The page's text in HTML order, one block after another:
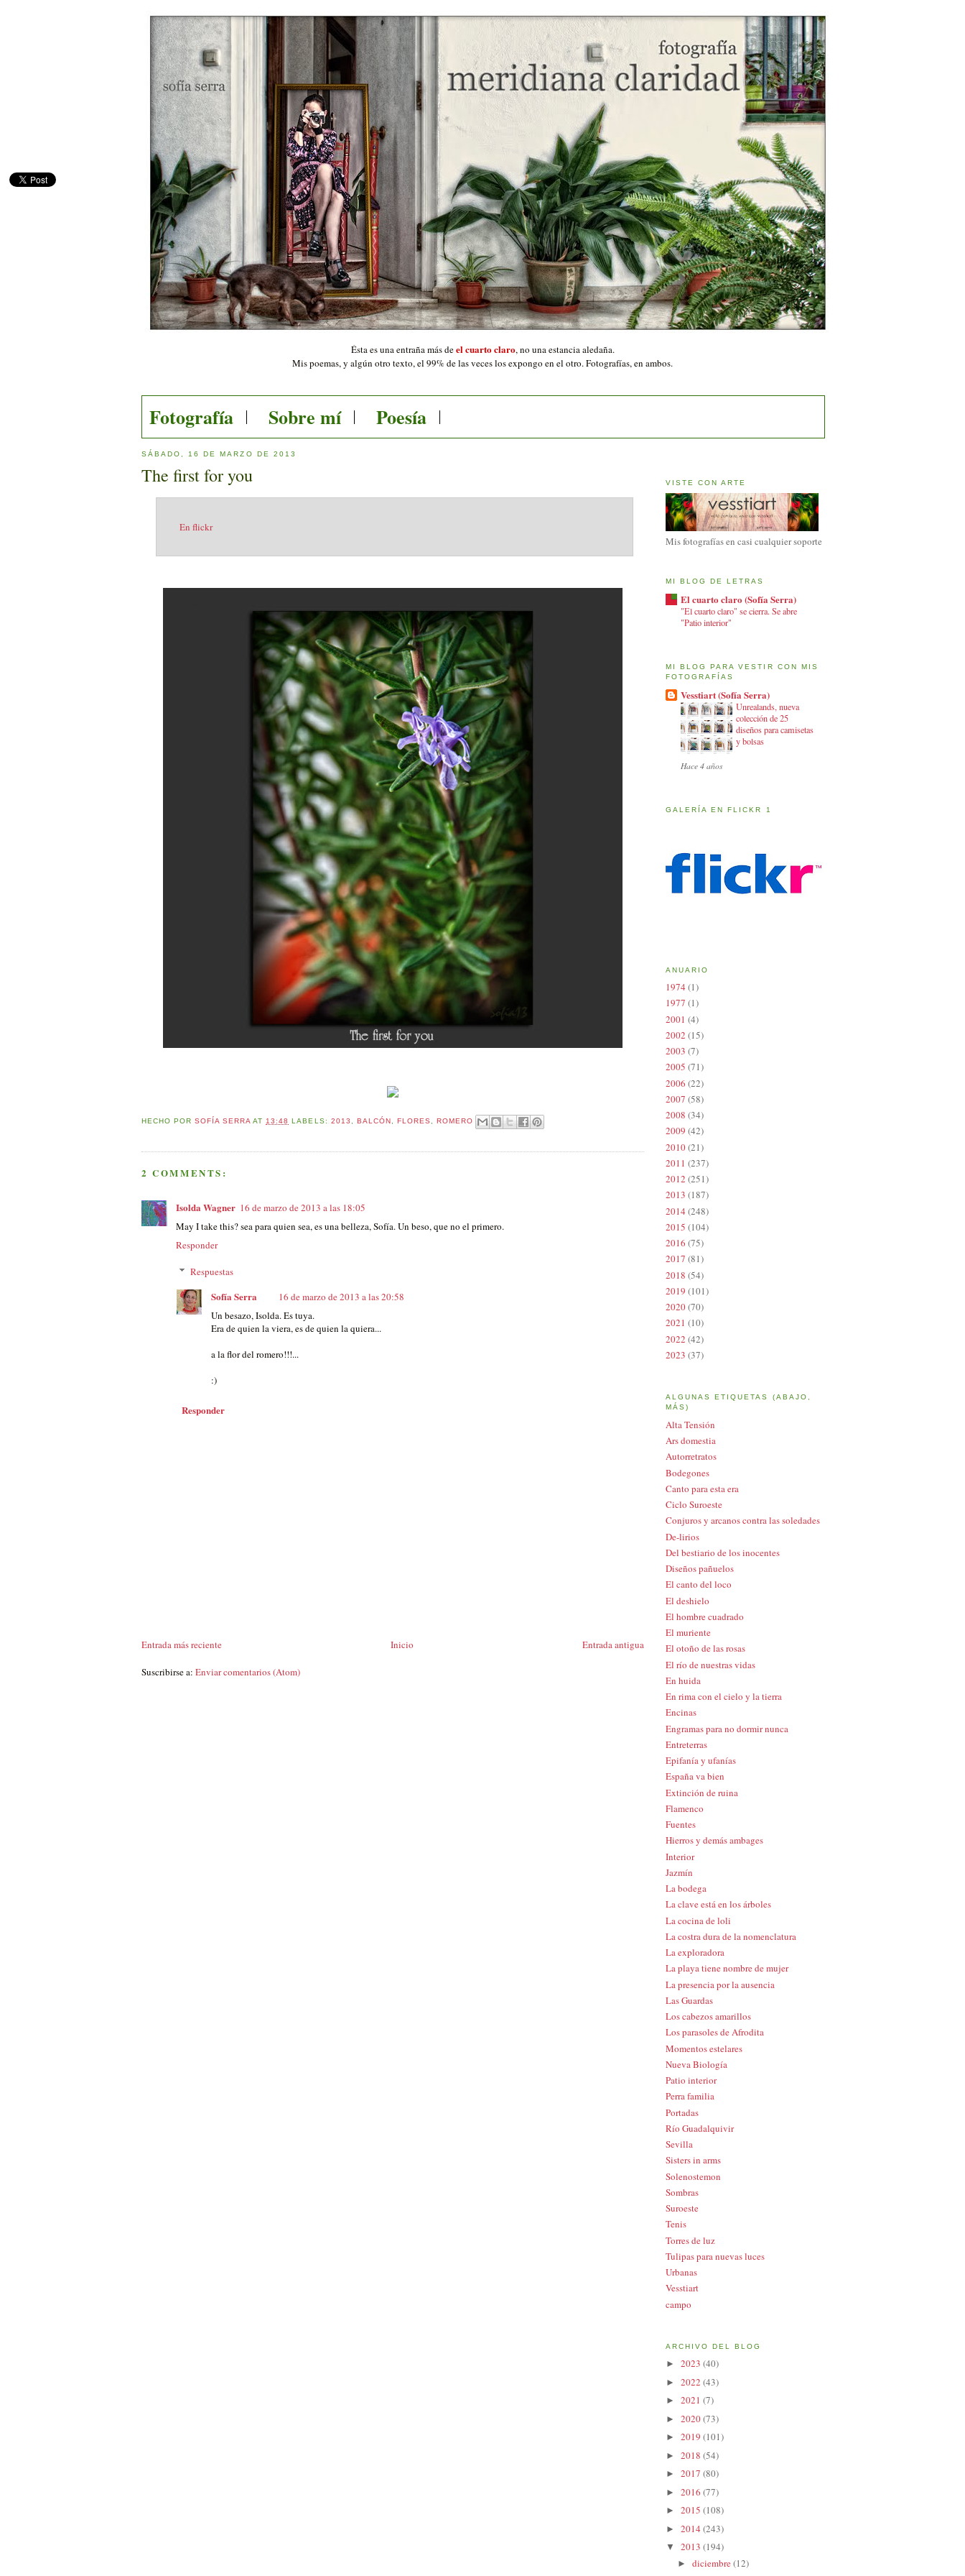
Ésta es una entraña más deel cuarto claro,no una estancia aledaña.
Mis poemas, y algún otro texto, el 99% de las veces los expongo en el otro. Fotografías, en ambos.
Fotografía Sobre mí Poesía
SÁBADO, 16 DE MARZO DE 2013
The first for you
En flickr
HECHO PORSOFÍA SERRAAT 13:48 LABELS: 2013 BALCÓN FLORES ROMERO
2 COMMENTS:
Isolda Wagner 16 de marzo de 2013 a las 18:05
May I take this? sea para quien sea, es una belleza, Sofía. Un beso, que no el primero.
Responder
Respuestas
Sofía Serra
16 de marzo de 2013 a las 20:58
Un besazo, Isolda. Es tuya.
Era de quien la viera, es de quien la quiera...
a la flor del romero!!!...
:)
Responder
Entrada más reciente Entrada antigua
Inicio
Suscribirse a: Enviar comentarios (Atom)
VISTE CON ARTE
Mis fotografías en casi cualquier soporte
MI BLOG DE LETRAS
El cuarto claro (Sofía Serra)
"El cuarto claro" se cierra. Se abre
"Patio interior"
MI BLOG PARA VESTIR CON MIS
FOTOGRAFÍAS
Vesstiart (Sofía Serra)
Unrealands, nueva
colección de 25
diseños para camisetas
y bolsas
Hace 4 años
GALERÍA EN FLICKR 1
ANUARIO
1974 (1)
1977 (1)
2001 (4)
2002 (15)
2003 (7)
2005 (71)
2006 (22)
2007 (58)
2008 (34)
2009 (42)
2010(21)
2011 (237)
2012 (251)
2013 (187)
2014 (248)
2015 (104)
2016 (75)
2017 (81)
2018 (54)
2019 (101)
2020(70)
2021 (10)
2022 (42)
2023 (37)
ALGUNAS ETIQUETAS (ABAJO,
MÁS)
Alta Tensión
Ars domestia
Autorretratos
Bodegones
Canto para esta era
Ciclo Suroeste
Conjuros y arcanos contra las soledades
De-lirios
Del bestiario de los inocentes
Diseños pañuelos
El canto del loco
El deshielo
El hombre cuadrado
El muriente
El otoño de las rosas
El río de nuestras vidas
En huida
En rima con el cielo y la tierra
Encinas
Engramas para no dormir nunca
Entreterras
Epifanía y ufanías
España va bien
Extinción de ruina
Flamenco
Fuentes
Hierros y demás ambages
Interior
Jazmín
La bodega
La clave está en los árboles
La cocina de loli
La costra dura de la nomenclatura
La exploradora
La playa tiene nombre de mujer
La presencia por la ausencia
Las Guardas
Los cabezos amarillos
Los parasoles de Afrodita
Momentos estelares
Nueva Biología
Patio interior
Perra familia
Portadas
Río Guadalquivir
Sevilla
Sisters in arms
Solenostemon
Sombras
Suroeste
Tenis
Torres de luz
Tulipas para nuevas luces
Urbanas
Vesstiart
campo
ARCHIVO DEL BLOG
► 2023 (40)
► 2022 (43)
► 2021 (7)
► 2020(73)
► 2019 (101)
► 2018 (54)
► 2017 (80)
► 2016 (77)
► 2015 (108)
► 2014 (243)
▼ 2013 (194)
► diciembre(12)